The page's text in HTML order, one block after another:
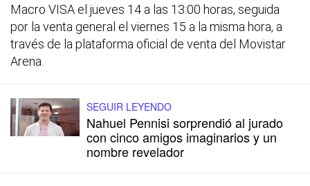
Macro VISA el jueves 14 a las 13:00 horas, seguida
por la venta general el viernes 15 a la misma hora, a
través de la plataforma oficial de venta del Movistar
Arena.
SEGUIR LEYENDO
Nahuel Pennisi sorprendió al jurado
con cinco amigos imaginarios y un
nombre revelador